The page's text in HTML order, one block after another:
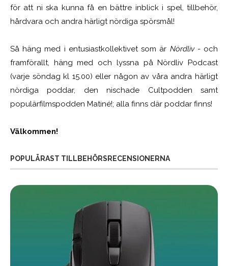
för att ni ska kunna få en bättre inblick i spel, tillbehör,
hårdvara och andra härligt nördiga spörsmål!
Så häng med i entusiastkollektivet som är Nördliv- och
framförallt, häng med och lyssna på Nördliv Podcast
(varje söndag kl 15.00) eller någon av våra andra härligt
nördiga poddar, den nischade Cultpodden samt
populärfilmspodden Matiné!; alla finns där poddar finns!
Välkommen!
POPULÄRAST TILLBEHÖRSRECENSIONERNA